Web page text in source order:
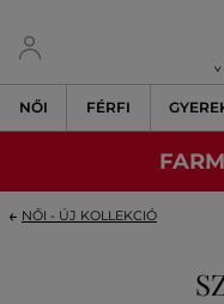
NŐI FÉRFI
NŐI - ÚJ KOLLEKCIÓ